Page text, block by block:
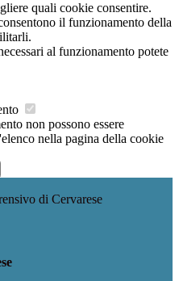
quali cookie consentire.
il funzionamento della
al funzionamento potete
non possono essere
nella pagina della cookie
di Cervarese